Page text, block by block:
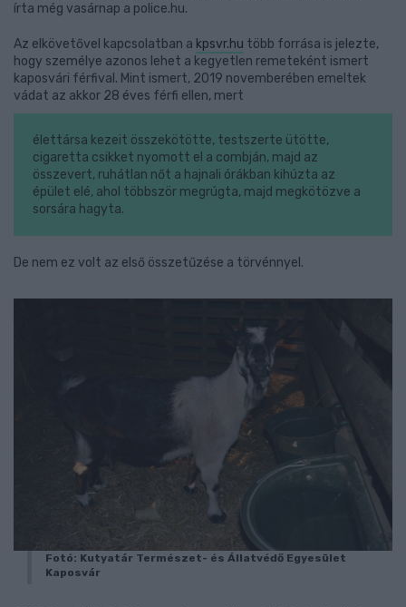
írta még vasárnap a police.hu.
Az elkövetővel kapcsolatban a kpsvr.hu több forrása is jelezte,
hogy személye azonos lehet a kegyetlen remeteként ismert
kaposvári férfival. Mint ismert, 2019 novemberében emeltek
vádat az akkor 28 éves férfi ellen, mert
élettársa kezeit összekötötte, testszerte ütötte,
cigaretta csikket nyomott el a combján, majd az
összevert, ruhátlan nőt a hajnali órákban kihúzta az
épület elé, ahol többször megrúgta, majd megkötözve a
sorsára hagyta.
De nem ez volt az első összetűzése a törvénnyel.
Fotó: Kutyatár Természet- és Állatvédő Egyesület
Kaposvár